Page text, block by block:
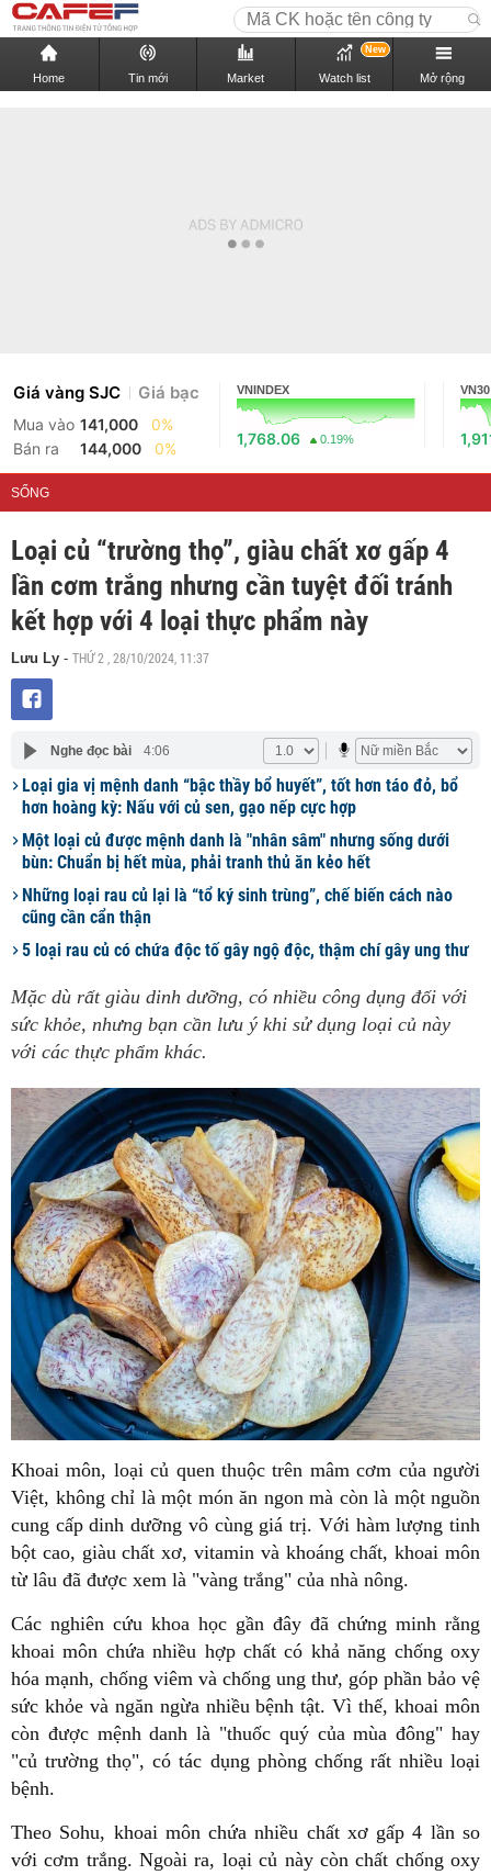
Home Tin mới Market Watch list
New
Mở rộng
Giá vàng SJC Giá bạc
Mua vào 141,000
0%
Bán ra
144,000 0%
VNINDEX
1,768.06 0.19%
VN30
SỐNG
Loại củ “trường thọ”, giàu chất xơ gấp 4
lần cơm trắng nhưng cần tuyệt đối tránh
kết hợp với 4 loại thực phẩm này
Lưu Ly - THỨ 2 , 28/10/2024, 11:37
Nghe đọc bài 4:06
Loại gia vị mệnh danh “bậc thầy bổ huyết”, tốt hơn táo đỏ, bổ
hơn hoàng kỳ: Nấu với củ sen, gạo nếp cực hợp
Một loại củ được mệnh danh là "nhân sâm" nhưng sống dưới
bùn: Chuẩn bị hết mùa, phải tranh thủ ăn kẻo hết
Những loại rau củ lại là “tổ ký sinh trùng”, chế biến cách nào
cũng cần cẩn thận
5 loại rau củ có chứa độc tố gây ngộ độc, thậm chí gây ung thư
Mặc dù rất giàu dinh dưỡng, có nhiều công dụng đối với
sức khỏe, nhưng bạn cần lưu ý khi sử dụng loại củ này
với các thực phẩm khác.
Khoai môn, loại củ quen thuộc trên mâm cơm của người
Việt, không chỉ là một món ăn ngon mà còn là một nguồn
cung cấp dinh dưỡng vô cùng giá trị. Với hàm lượng tinh
bột cao, giàu chất xơ, vitamin và khoáng chất, khoai môn
từ lâu đã được xem là "vàng trắng" của nhà nông.
Các nghiên cứu khoa học gần đây đã chứng minh rằng
khoai môn chứa nhiều hợp chất có khả năng chống oxy
hóa mạnh, chống viêm và chống ung thư, góp phần bảo vệ
sức khỏe và ngăn ngừa nhiều bệnh tật. Vì thế, khoai môn
còn được mệnh danh là "thuốc quý của mùa đông" hay
"củ trường thọ", có tác dụng phòng chống rất nhiều loại
bệnh.
Theo Sohu, khoai môn chứa nhiều chất xơ gấp 4 lần so
với cơm trắng. Ngoài ra, loại củ này còn chất chống oxy